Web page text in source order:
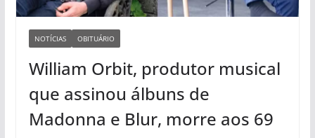
NOTÍCIAS OBITUÁRIO
William Orbit, produtor musical
que assinou álbuns de
Madonna e Blur, morre aos 69